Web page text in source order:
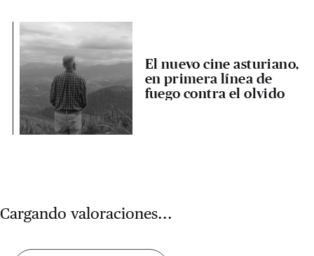
El nuevo cine asturiano,
en primera línea de
fuego contra el olvido
Cargando valoraciones...